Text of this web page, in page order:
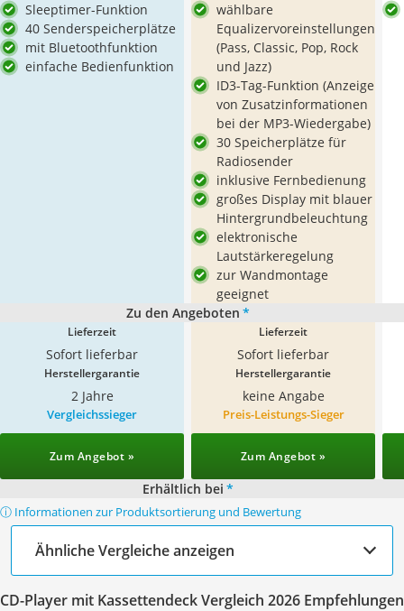
Sleeptimer-Funktion
40 Senderspeicherplätze
mit Bluetoothfunktion
einfache Bedienfunktion
wählbare
Equalizervoreinstellungen
(Pass, Classic, Pop, Rock
und Jazz)
ID3-Tag-Funktion (Anzeige
von Zusatzinformationen
bei der MP3-Wiedergabe)
30 Speicherplätze für
Radiosender
inklusive Fernbedienung
großes Display mit blauer
Hintergrundbeleuchtung
elektronische
Lautstärkeregelung
zur Wandmontage
geeignet
Zu den Angeboten *
Lieferzeit
Sofort lieferbar
Lieferzeit
Sofort lieferbar
Herstellergarantie
2 Jahre
Herstellergarantie
keine Angabe
Vergleichssieger
Zum Angebot »
Preis-Leistungs-Sieger
Zum Angebot »
Erhältlich bei *
ⓘ Informationen zur Produktsortierung und Bewertung
Ähnliche Vergleiche anzeigen
CD-Player mit Kassettendeck Vergleich 2026 Empfehlungen